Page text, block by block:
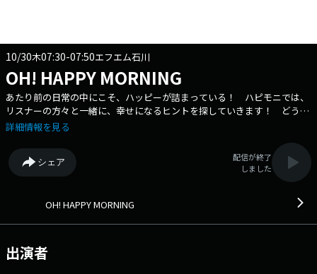
10/30木07:30-07:50エフエム石川
OH! HAPPY MORNING
あたり前の日常の中にこそ、ハッピーが詰まっている！ ハピモニでは、
リスナーの方々と一緒に、幸せになるヒントを探していきます！ どうか
今日が、ハッピーな一日となりますように♪ 番組Webサイト：
https://form.audee.jp/happy/message Xハッシュタグは「#ハピモ
ニ」 Xアカウントは「@hapimoni」
詳細情報を見る
シェア
配信が終了
しました
OH! HAPPY MORNING
出演者